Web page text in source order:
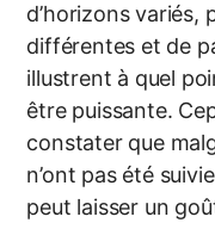
d’horizons variés,
différentes et de
illustrent à quel
être puissante.
constater que
n’ont pas été
peut laisser un